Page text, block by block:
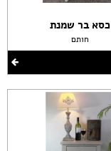
כסא בר שמנת
חותם